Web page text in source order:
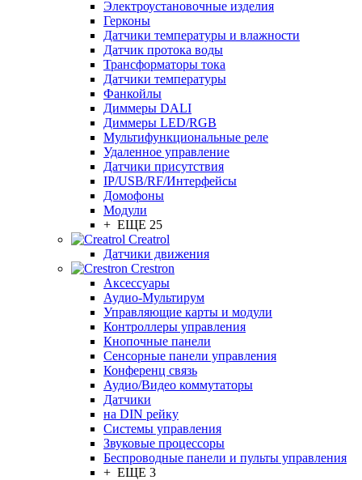
Электроустановочные изделия
Герконы
Датчики температуры и влажности
Датчик протока воды
Трансформаторы тока
Датчики температуры
Фанкойлы
Диммеры DALI
Диммеры LED/RGB
Мультифункциональные реле
Удаленное управление
Датчики присутствия
IP/USB/RF/Интерфейсы
Домофоны
Модули
+ ЕЩЕ 25
Creatrol
Датчики движения
Crestron
Аксессуары
Аудио-Мультирум
Управляющие карты и модули
Контроллеры управления
Кнопочные панели
Сенсорные панели управления
Конференц связь
Аудио/Видео коммутаторы
Датчики
на DIN рейку
Системы управления
Звуковые процессоры
Беспроводные панели и пульты управления
+ ЕЩЕ 3